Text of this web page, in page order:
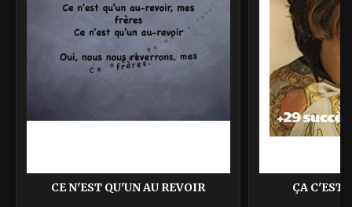
CE N'EST QU'UN AU REVOIR ÇA C'EST